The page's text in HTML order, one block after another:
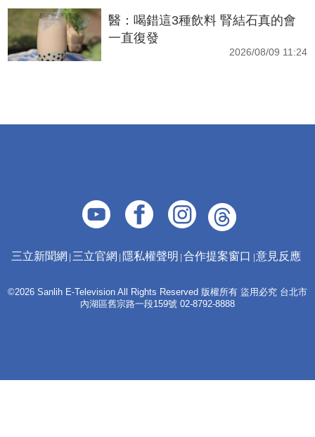
醫：喝錯這3種飲料 腎結石真的會
一直復發
2026/08/09 11:24
三立新聞網 三立官網 隱私權聲明 合作提案窗口 意見反應
©2026 Sanlih E-Television All Rights Reserved 版權所有 盜用必究 台北市
內湖區舊宗路一段159號 02-8792-8888